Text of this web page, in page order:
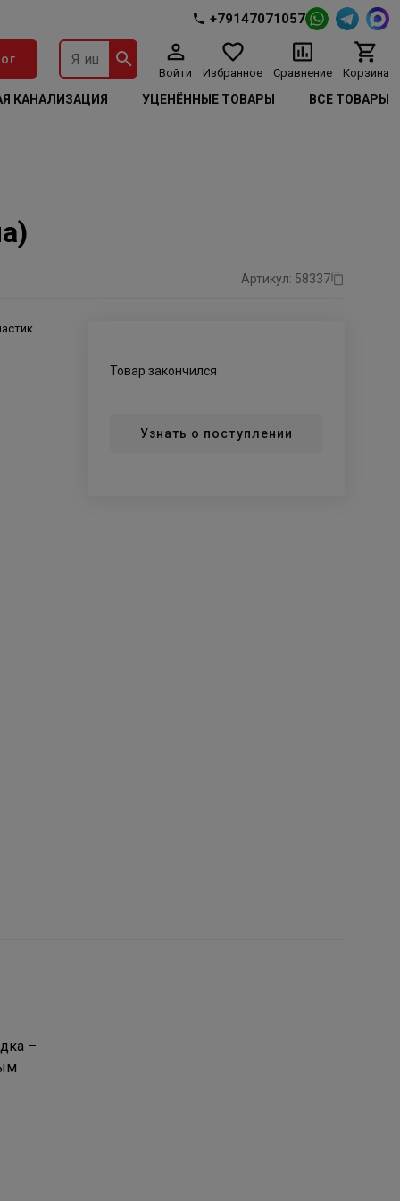
+79147071057
Войти Избранное Сравнение Корзина
КАНАЛИЗАЦИЯ УЦЕНЁННЫЕ ТОВАРЫ ВСЕ ТОВАРЫ
Артикул: 58337
Товар закончился
Узнать о поступлении
–